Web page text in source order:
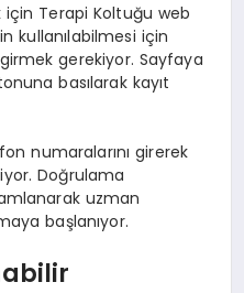
Terapi Koltuğu web
kullanılabilmesi için
gerekiyor. Sayfaya
basılarak kayıt
numaralarını girerek
Doğrulama
uzman
başlanıyor.